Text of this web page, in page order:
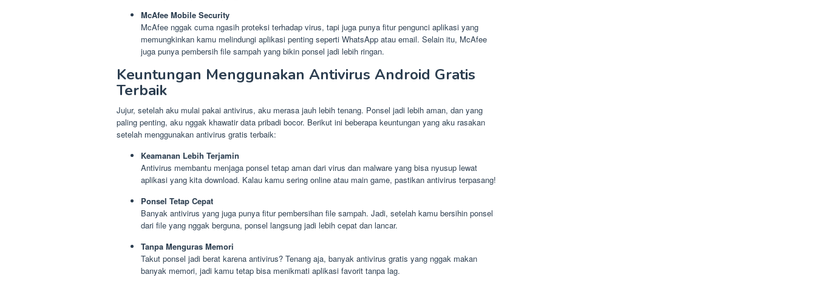
McAfee Mobile Security
McAfee nggak cuma ngasih proteksi terhadap virus, tapi juga punya fitur pengunci aplikasi yang
memungkinkan kamu melindungi aplikasi penting seperti WhatsApp atau email. Selain itu, McAfee
juga punya pembersih file sampah yang bikin ponsel jadi lebih ringan.
Keuntungan Menggunakan Antivirus Android Gratis
Terbaik
Jujur, setelah aku mulai pakai antivirus, aku merasa jauh lebih tenang. Ponsel jadi lebih aman, dan yang
paling penting, aku nggak khawatir data pribadi bocor. Berikut ini beberapa keuntungan yang aku rasakan
setelah menggunakan antivirus gratis terbaik:
Keamanan Lebih Terjamin
Antivirus membantu menjaga ponsel tetap aman dari virus dan malware yang bisa nyusup lewat
aplikasi yang kita download. Kalau kamu sering online atau main game, pastikan antivirus terpasang!
Ponsel Tetap Cepat
Banyak antivirus yang juga punya fitur pembersihan file sampah. Jadi, setelah kamu bersihin ponsel
dari file yang nggak berguna, ponsel langsung jadi lebih cepat dan lancar.
Tanpa Menguras Memori
Takut ponsel jadi berat karena antivirus? Tenang aja, banyak antivirus gratis yang nggak makan
banyak memori, jadi kamu tetap bisa menikmati aplikasi favorit tanpa lag.